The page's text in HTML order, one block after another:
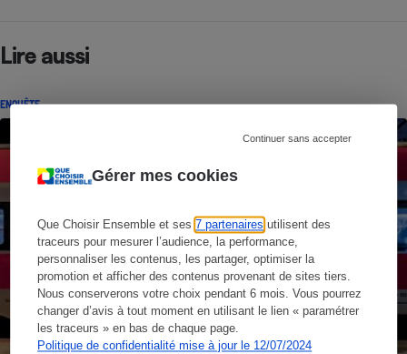
Gérer mes cookies
Que Choisir Ensemble et ses7 partenaires utilisent des
traceurs pour mesurer l’audience, la performance,
personnaliser les contenus, les partager, optimiser la
promotion et afficher des contenus provenant de sites tiers.
Nous conserverons votre choix pendant 6 mois. Vous pourrez
changer d’avis à tout moment en utilisant le lien « paramétrer
les traceurs » en bas de chaque page.
Politique de confidentialité mise à jour le 12/07/2024
Continuer sans accepter
Lire aussi
ENQUÊTE